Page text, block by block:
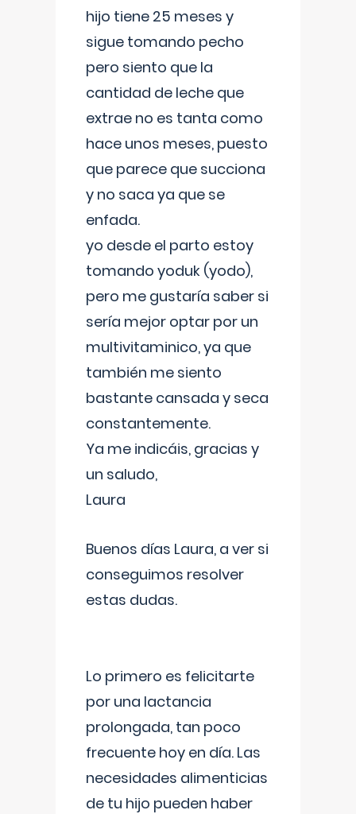
hijo tiene 25 meses y
sigue tomando pecho
pero siento que la
cantidad de leche que
extrae no es tanta como
hace unos meses, puesto
que parece que succiona
y no saca ya que se
enfada.
yo desde el parto estoy
tomando yoduk (yodo),
pero me gustaría saber si
sería mejor optar por un
multivitaminico, ya que
también me siento
bastante cansada y seca
constantemente.
Ya me indicáis, gracias y
un saludo,
Laura
Buenos días Laura, a ver si
conseguimos resolver
estas dudas.
Lo primero es felicitarte
por una lactancia
prolongada, tan poco
frecuente hoy en día. Las
necesidades alimenticias
de tu hijo pueden haber